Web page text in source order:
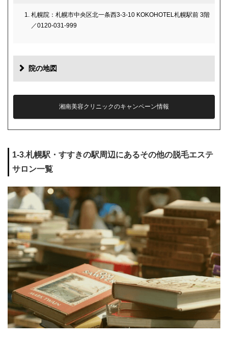
札幌院：札幌市中央区北一条西3‐3‐10 KOKOHOTEL札幌駅前 3階
／0120-031-999
院の地図
湘南美容クリニックのキャンペーン情報
1-3.札幌駅・すすきの駅周辺にあるその他の脱毛エステ
サロン一覧